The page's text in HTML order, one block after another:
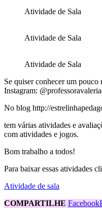
Atividade de Sala
Atividade de Sala
Atividade de Sala
Se quiser conhecer um pouco
Instagram:
No blog http://
tem várias atividades e
com atividades e jogos.
Bom trabalho a todos!
Para baixar essas atividades
Atividade de sala
COMPARTILHE Facebook